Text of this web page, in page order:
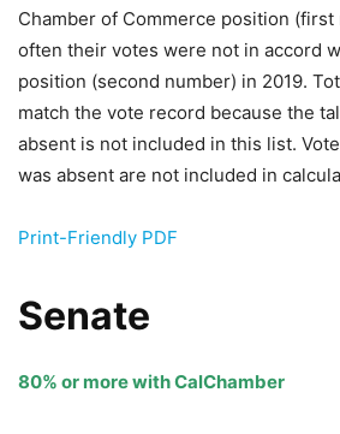
Chamber of Commerce position
often their votes were not in accord
position (second number) in 2019.
match the vote record because the
absent is not included in this list.
was absent are not included in
Print-Friendly PDF
Senate
80% or more with CalChamber